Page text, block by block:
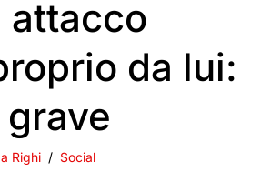
attacco
da lui:
Righi Social